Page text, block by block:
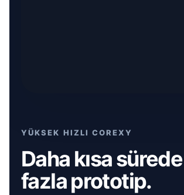
YÜKSEK HIZLI COREXY
Daha kısa
fazla prototip.